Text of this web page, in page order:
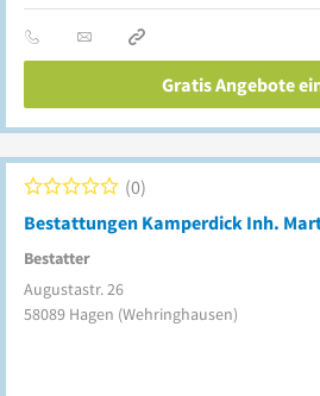
Gratis Angebote
Bestattungen Kamperdick Inh.
Bestatter
0
Augustastr. 26
58089 Hagen (Wehringhausen)